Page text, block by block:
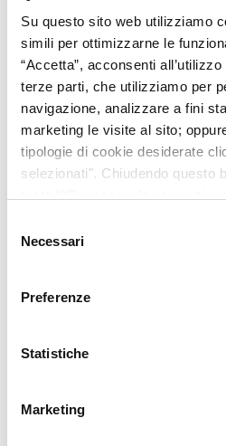
Su questo sito web utilizziamo
simili per ottimizzarne le
“Accetta”, acconsenti
terze parti, che utilizziamo per
navigazione, analizzare a fini
marketing le visite al sito;
tipologie di cookie desiderate
selezionati". Chiudendo questo
modificare le tue preferenze in
link “Impostazione dei cookie”
Policy.
delNecessari
Preferenze
Statistiche
Marketing
VideoPillole
opportunità e
mondo
Scopri Lab